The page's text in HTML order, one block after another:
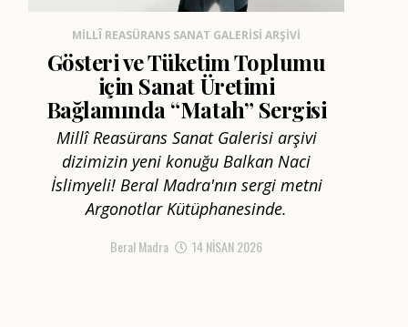
MILLÎ REASÜRANS SANAT GALERISI ARŞIVI
Gösteri ve Tüketim Toplumu
için Sanat Üretimi
Bağlamında “Matah” Sergisi
Millî Reasürans Sanat Galerisi arşivi
dizimizin yeni konuğu Balkan Naci
İslimyeli! Beral Madra'nın sergi metni
Argonotlar Kütüphanesinde.
Beral Madra 14 NISAN 2026